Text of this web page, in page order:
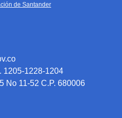
de Santander
1205-1228-1204
No 11-52 C.P. 680006